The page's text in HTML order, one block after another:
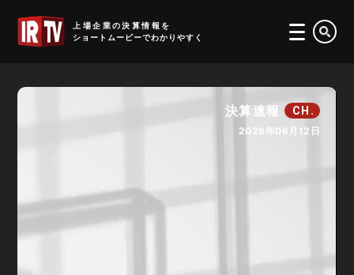
上場企業の決算情報を
ショートムービーでわかりやすく
決算速報 CH.
2026年06月12日